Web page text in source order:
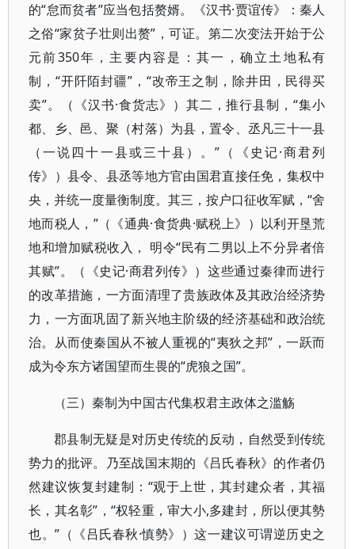
的“怠而贫者”应当包括赘婿。《汉书·贾谊传》：秦人
之俗“家贫子壮则出赘”，可证。第二次变法开始于公
元前350年，主要内容是：其一，确立土地私有
制，“开阡陌封疆”，“改帝王之制，除井田，民得买
卖”。（《汉书·食货志》）其二，推行县制，“集小
都、乡、邑、聚（村落）为县，置令、丞凡三十一县
（一说四十一县或三十县）。”（《史记·商君列
传》）县令、县丞等地方官由国君直接任免，集权中
央，并统一度量衡制度。其三，按户口征收军赋，“舍
地而税人，”（《通典·食货典·赋税上》）以利开垦荒
地和增加赋税收入， 明令“民有二男以上不分异者倍
其赋”。（《史记·商君列传》）这些通过秦律而进行
的改革措施，一方面清理了贵族政体及其政治经济势
力，一方面巩固了新兴地主阶级的经济基础和政治统
治。从而使秦国从不被人重视的“夷狄之邦”，一跃而
成为令东方诸国望而生畏的“虎狼之国”。
（三）秦制为中国古代集权君主政体之滥觞
郡县制无疑是对历史传统的反动，自然受到传统
势力的批评。乃至战国末期的《吕氏春秋》的作者仍
然建议恢复封建制：“观于上世，其封建众者，其福
长，其名彰”，“权轻重，审大小,多建封，所以便其勢
也。”（《吕氏春秋·慎勢》）这一建议可谓逆历史之